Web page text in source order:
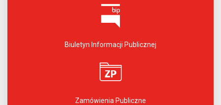
Biuletyn Informacji Publicznej
Zamówienia Publiczne